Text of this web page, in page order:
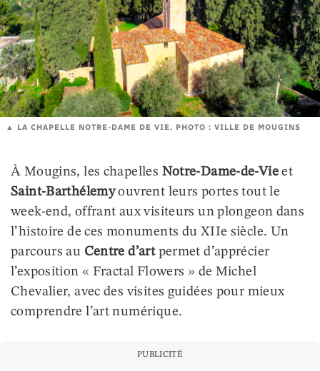
LA CHAPELLE NOTRE-DAME DE VIE. PHOTO : VILLE DE MOUGINS
À Mougins, les chapelles Notre-Dame-de-Vieet
Saint-Barthélemyouvrent leurs portes tout le
week-end, offrant aux visiteurs un plongeon dans
l’histoire de ces monuments du XIIe siècle. Un
parcours au Centre d’artpermet d’apprécier
l’exposition « Fractal Flowers » de Michel
Chevalier, avec des visites guidées pour mieux
comprendre l’art numérique.
PUBLICITÉ